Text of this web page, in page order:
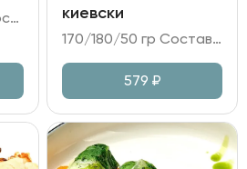
190/90/40/57 гр Состав: - утка маринованная; - огурец, дайкон, перец болгарский4 - соус на основе Хойсин; - лепёшки пшеничные.
киевски
170/180/50 гр Состав: - котлеты из куриного филе в панировке; - картофельное пюре; - огурцы, маринованные в медово-горчичном соусе.
579 ₽